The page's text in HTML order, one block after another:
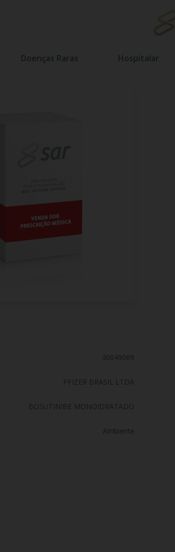
Doenças Raras Hospitalar
30049069
PFIZER BRASIL LTDA
BOSUTINIBE MONOIDRATADO
Ambiente